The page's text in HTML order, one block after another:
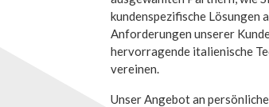
kundenspezifische Lösungen
Anforderungen unserer
hervorragende italienische
vereinen.
Unser Angebot an